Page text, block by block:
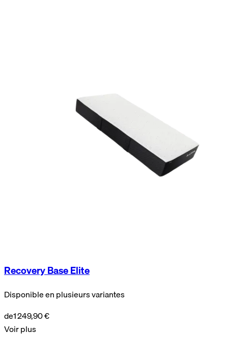
Recovery Base Elite
Disponible en plusieurs variantes
de1 249,90 €
Voir plus